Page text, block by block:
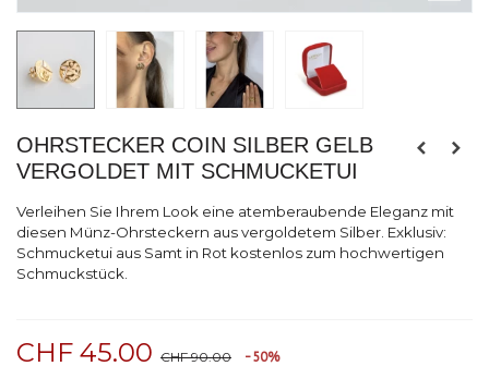
OHRSTECKER COIN SILBER GELB
VERGOLDET MIT SCHMUCKETUI
Verleihen Sie Ihrem Look eine atemberaubende Eleganz mit
diesen Münz-Ohrsteckern aus vergoldetem Silber. Exklusiv:
Schmucketui aus Samt in Rot kostenlos zum hochwertigen
Schmuckstück.
CHF 45.00 CHF 90.00 -50%